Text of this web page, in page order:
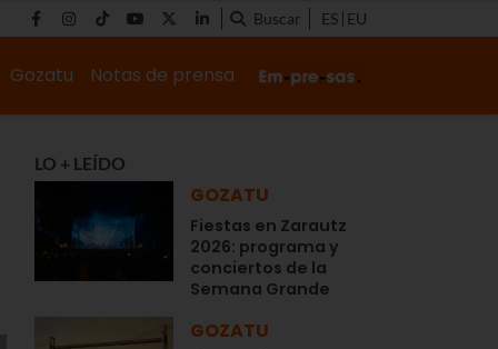
Buscar ES EU
Gozatu Notas de prensa
LO + LEÍDO
GOZATU
Fiestas en Zarautz
2026: programa y
conciertos de la
Semana Grande
GOZATU